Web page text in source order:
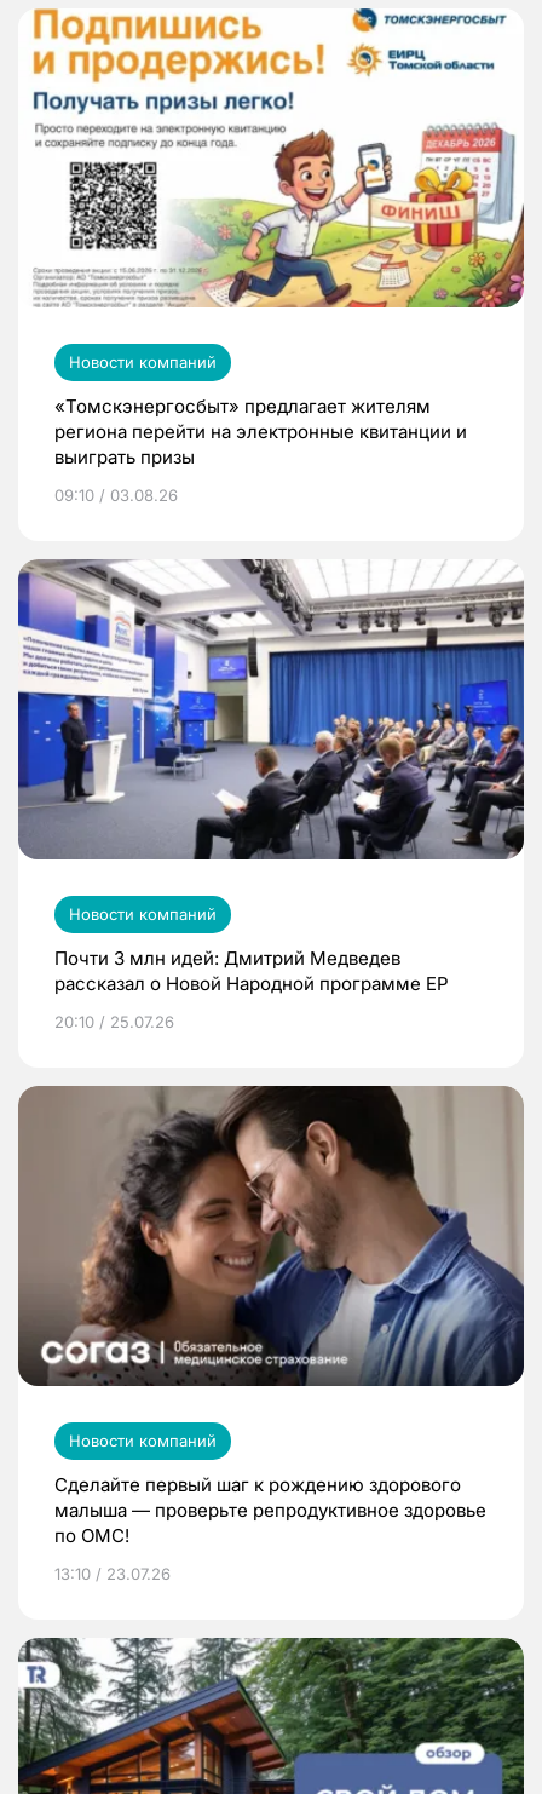
Новости компаний
«Томскэнергосбыт» предлагает жителям
региона перейти на электронные квитанции и
выиграть призы
09:10 / 03.08.26
Новости компаний
Почти 3 млн идей: Дмитрий Медведев
рассказал о Новой Народной программе ЕР
20:10 / 25.07.26
Новости компаний
Сделайте первый шаг к рождению здорового
малыша — проверьте репродуктивное здоровье
по ОМС!
13:10 / 23.07.26